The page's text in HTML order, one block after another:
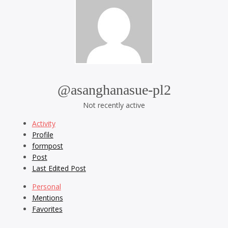
@asanghanasue-pl2
Not recently active
Activity
Profile
formpost
Post
Last Edited Post
Personal
Mentions
Favorites